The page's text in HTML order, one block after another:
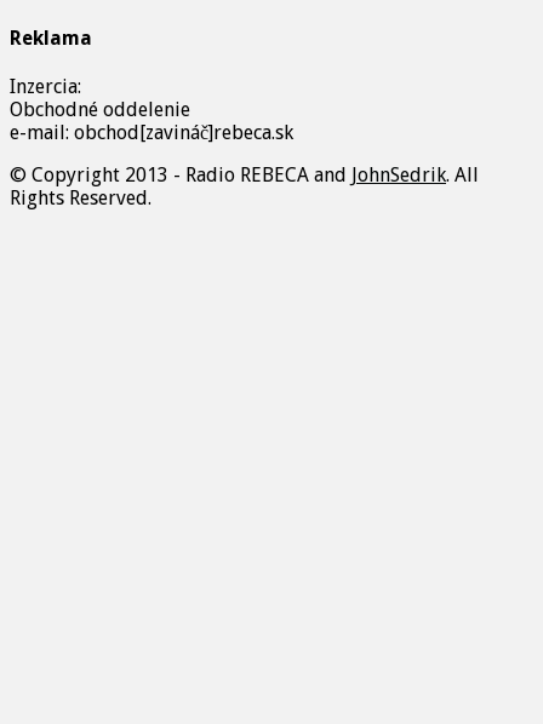
Reklama
Inzercia:
Obchodné oddelenie
e-mail: obchod[zavináč]rebeca.sk
© Copyright 2013 - Radio REBECA and JohnSedrik. All
Rights Reserved.